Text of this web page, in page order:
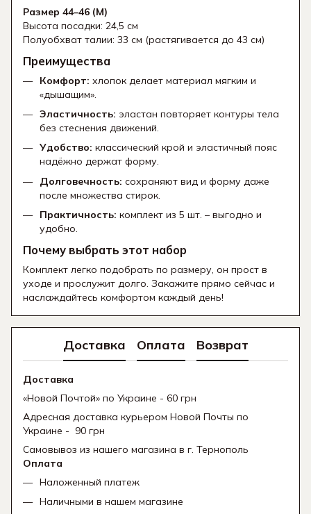
Размер 44–46 (M)
Высота посадки: 24,5 см
Полуобхват талии: 33 см (растягивается до 43 см)
Преимущества
Комфорт: хлопок делает материал мягким и
«дышащим».
Эластичность: эластан повторяет контуры тела
без стеснения движений.
Удобство: классический крой и эластичный пояс
надёжно держат форму.
Долговечность: сохраняют вид и форму даже
после множества стирок.
Практичность: комплект из 5 шт. – выгодно и
удобно.
Почему выбрать этот набор
Комплект легко подобрать по размеру, он прост в
уходе и прослужит долго. Закажите прямо сейчас и
наслаждайтесь комфортом каждый день!
Доставка Оплата Возврат
Доставка
«Новой Почтой» по Украине - 60 грн
Адресная доставка курьером Новой Почты по
Украине - 90 грн
Самовывоз из нашего магазина в г. Тернополь
Оплата
Наложенный платеж
Наличными в нашем магазине